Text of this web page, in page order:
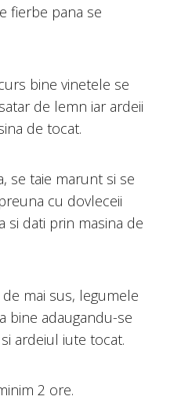
fierbe pana se
bine vinetele se
de lemn iar ardeii
de tocat.
se taie marunt si se
cu dovleceii
si dati prin masina de
mai sus, legumele
bine adaugandu-se
ardeiul iute tocat.
2 ore.